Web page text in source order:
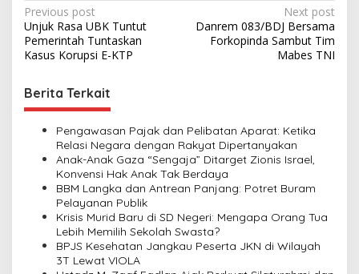
P
o
s
t
n
Previous post
Unjuk Rasa UBK Tuntut
Pemerintah Tuntaskan
Kasus Korupsi E-KTP
Next post
Danrem 083/BDJ Bersama
Forkopinda Sambut Tim
Mabes TNI
Berita Terkait
Pengawasan Pajak dan Pelibatan Aparat: Ketika
Relasi Negara dengan Rakyat Dipertanyakan
Anak-Anak Gaza “Sengaja” Ditarget Zionis Israel,
Konvensi Hak Anak Tak Berdaya
BBM Langka dan Antrean Panjang: Potret Buram
Pelayanan Publik
Krisis Murid Baru di SD Negeri: Mengapa Orang Tua
Lebih Memilih Sekolah Swasta?
BPJS Kesehatan Jangkau Peserta JKN di Wilayah
3T Lewat VIOLA